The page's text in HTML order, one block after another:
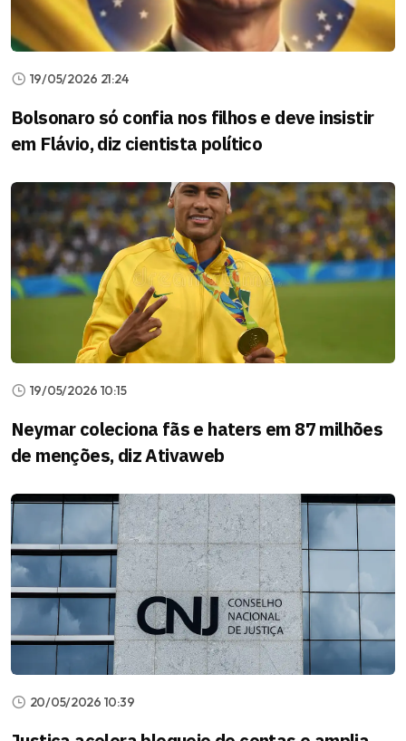
19/05/2026 21:24
Bolsonaro só confia nos filhos e deve insistir
em Flávio, diz cientista político
19/05/2026 10:15
Neymar coleciona fãs e haters em 87 milhões
de menções, diz Ativaweb
20/05/2026 10:39